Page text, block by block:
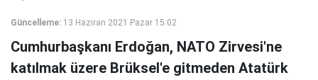
Güncelleme: 13 Haziran 2021 Pazar 15:02
Cumhurbaşkanı Erdoğan, NATO Zirvesi'ne
katılmak üzere Brüksel'e gitmeden Atatürk